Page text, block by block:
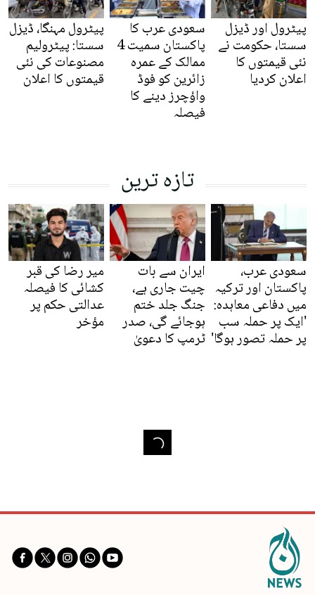
پیٹرول اور ڈیزل
سستا، حکومت نے
نئی قیمتوں کا
اعلان کردیا
سعودی عرب کا
پاکستان سمیت 4
ممالک کے عمرہ
زائرین کو فوڈ
واؤچرز دینے کا
فیصلہ
پیٹرول مہنگا، ڈیزل
سستا: پیٹرولیم
مصنوعات کی نئی
قیمتوں کا اعلان
تازہ ترین
سعودی عرب،
پاکستان اور ترکیہ
میں دفاعی معاہدہ:
'ایک پر حملہ سب
پر حملہ تصور ہوگا'
ایران سے بات
چیت جاری ہے،
جنگ جلد ختم
ہوجائے گی، صدر
ٹرمپ کا دعویٰ
میر رضا کی قبر
کشائی کا فیصلہ
عدالتی حکم پر
مؤخر